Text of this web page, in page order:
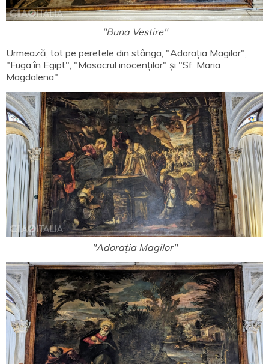
"Buna Vestire"
Urmează, tot pe peretele din stânga, "Adorația Magilor",
"Fuga în Egipt", "Masacrul inocenților" și "Sf. Maria
Magdalena".
"Adorația Magilor"